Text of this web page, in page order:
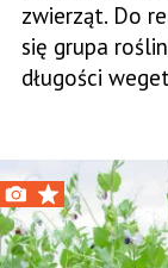
zwierząt. Do
się grupa
długości